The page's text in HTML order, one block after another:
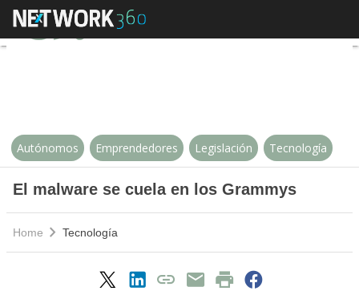
El malware se cuela en los
Autónomos Emprendedores Legislación Tecnología
El malware se cuela en los Grammys
Home Tecnología